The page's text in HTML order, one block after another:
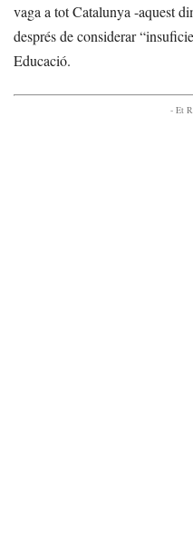
vaga a tot Catalunya -aquest
després de considerar
Educació.
- Et